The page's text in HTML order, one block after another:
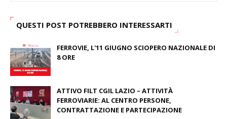
QUESTI POST POTREBBERO INTERESSARTI
FERROVIE, L'11 GIUGNO SCIOPERO NAZIONALE DI
8 ORE
ATTIVO FILT CGIL LAZIO – ATTIVITÀ
FERROVIARIE: AL CENTRO PERSONE,
CONTRATTAZIONE E PARTECIPAZIONE